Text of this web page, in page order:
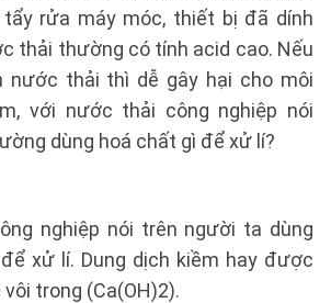
rửa máy móc, thiết bị đã dính
thải thường có tính acid cao. Nếu
nước thải thì dễ gây hại cho môi
với nước thải công nghiệp nói
dùng hoá chất gì để xử lí?
nghiệp nói trên người ta dùng
xử lí. Dung dịch kiềm hay được
trong (Ca(OH)2).